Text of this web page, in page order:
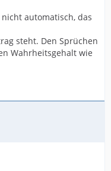
automatisch, das
steht. Den Sprüchen
Wahrheitsgehalt wie